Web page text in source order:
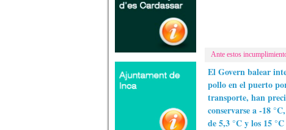
Ante estos
El Govern balear
pollo en el puerto
transporte, han
conservarse a -18
de 5,3 °C y los 15 °C